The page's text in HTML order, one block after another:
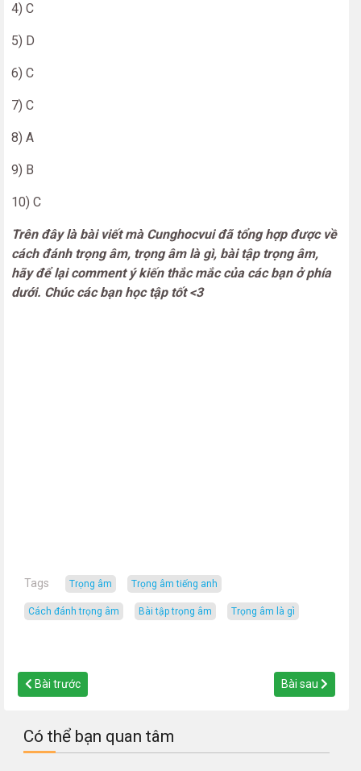
4) C
5) D
6) C
7) C
8) A
9) B
10) C
Trên đây là bài viết mà Cunghocvui đã tổng hợp được về
cách đánh trọng âm, trọng âm là gì, bài tập trọng âm,
hãy để lại comment ý kiến thắc mắc của các bạn ở phía
dưới. Chúc các bạn học tập tốt <3
Tags trọng âm trọng âm tiếng anh
cách đánh trọng âm bài tập trọng âm trọng âm là gì
Bài trước Bài sau
Có thể bạn quan tâm